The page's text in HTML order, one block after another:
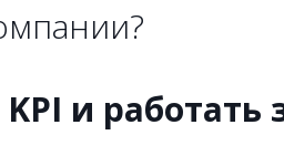
и работать